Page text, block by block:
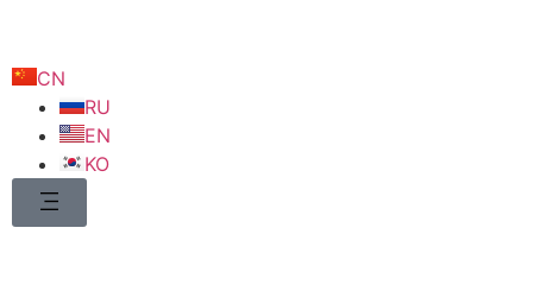
CN
RU
EN
KO